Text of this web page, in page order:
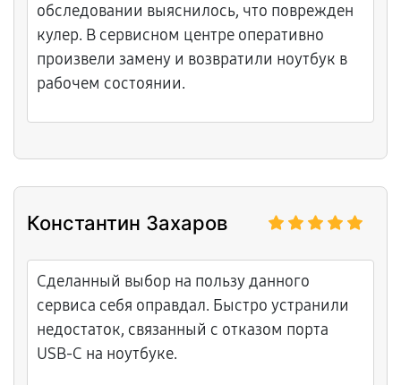
обследовании выяснилось, что поврежден
кулер. В сервисном центре оперативно
произвели замену и возвратили ноутбук в
рабочем состоянии.
Константин Захаров
Сделанный выбор на пользу данного
сервиса себя оправдал. Быстро устранили
недостаток, связанный с отказом порта
USB-C на ноутбуке.